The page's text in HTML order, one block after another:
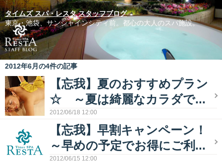
タイムズ スパ・レスタ スタッフブログ
東京・池袋、サンシャインシティ前。都心の大人のスパ施設。
2012年6月の4件の記事
【忘我】夏のおすすめプラン
☆ ～夏は綺麗なカラダで...
2012/06/18 12:00
【忘我】早割キャンペーン！
～早めの予定でお得にご利...
2012/06/15 12:00